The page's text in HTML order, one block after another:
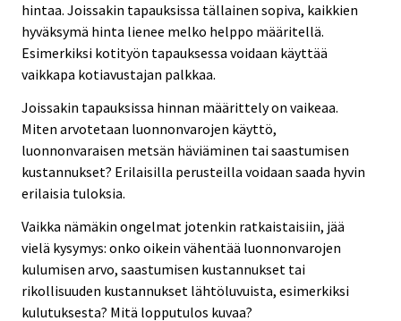
hintaa. Joissakin tapauksissa tällainen sopiva, kaikkien
hyväksymä hinta lienee melko helppo määritellä.
Esimerkiksi kotityön tapauksessa voidaan käyttää
vaikkapa kotiavustajan palkkaa.
Joissakin tapauksissa hinnan määrittely on vaikeaa.
Miten arvotetaan luonnonvarojen käyttö,
luonnonvaraisen metsän häviäminen tai saastumisen
kustannukset? Erilaisilla perusteilla voidaan saada hyvin
erilaisia tuloksia.
Vaikka nämäkin ongelmat jotenkin ratkaistaisiin, jää
vielä kysymys: onko oikein vähentää luonnonvarojen
kulumisen arvo, saastumisen kustannukset tai
rikollisuuden kustannukset lähtöluvuista, esimerkiksi
kulutuksesta? Mitä lopputulos kuvaa?